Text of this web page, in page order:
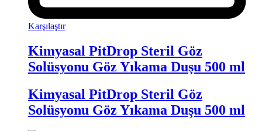
Karşılaştır
Kimyasal PitDrop Steril Göz
Solüsyonu Göz Yıkama Duşu 500 ml
Kimyasal PitDrop Steril Göz
Solüsyonu Göz Yıkama Duşu 500 ml